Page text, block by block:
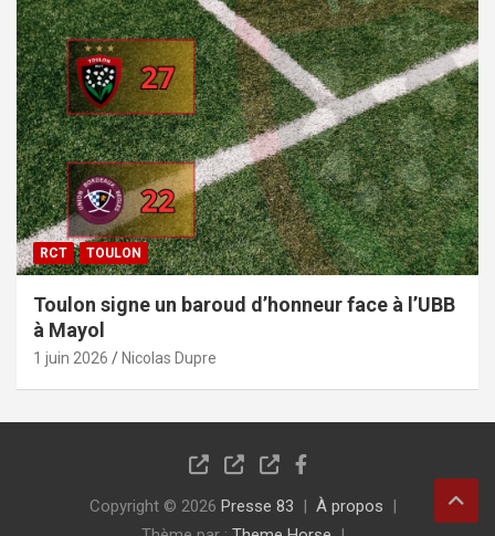
RCT TOULON
Toulon signe un baroud d’honneur face à l’UBB
à Mayol
1 juin 2026 Nicolas Dupre
Copyright © 2026 Presse 83
À propos